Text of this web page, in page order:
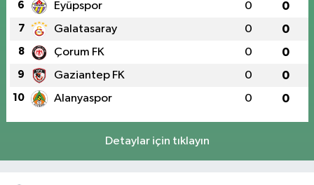
6 Eyüpspor 0 0
7 Galatasaray 0 0
8 Çorum FK 0 0
9 Gaziantep FK 0 0
10 Alanyaspor 0 0
Detaylar için tıklayın